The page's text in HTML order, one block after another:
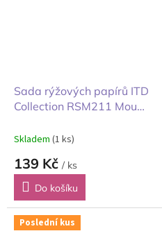
Sada rýžových papírů ITD
Collection RSM211 Mouse
myšáky 14,8x14,8 cm
Skladem (1 ks)
139 Kč / ks
Do košíku
Poslední kus